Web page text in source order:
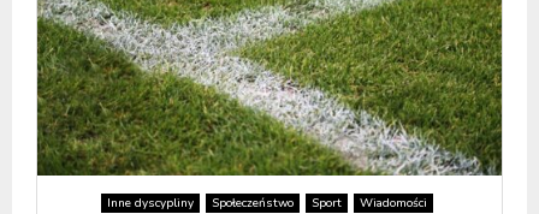
Inne dyscypliny Społeczeństwo Sport Wiadomości